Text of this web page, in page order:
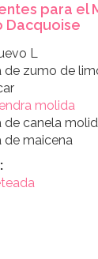
para el
Dacquoise
L
de zumo de
molida
de canela
de maicena